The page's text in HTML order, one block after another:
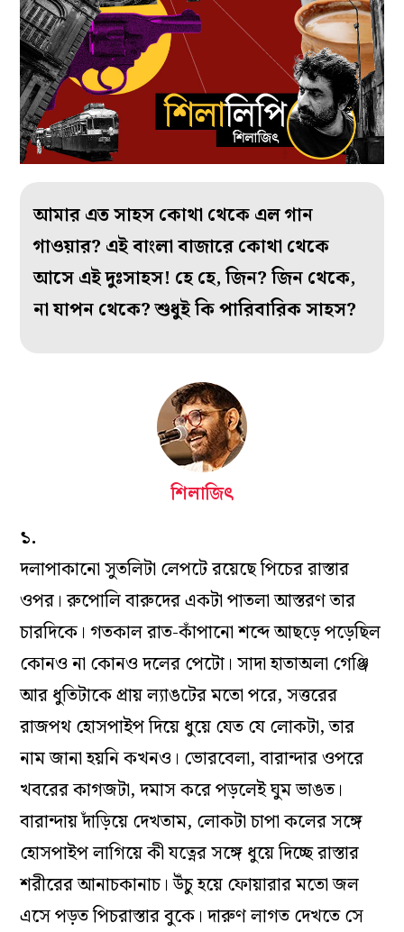
আমার এত সাহস কোথা থেকে এল গান
গাওয়ার? এই বাংলা বাজারে কোথা থেকে
আসে এই দুঃসাহস! হে হে, জিন? জিন থেকে,
না যাপন থেকে? শুধুই কি পারিবারিক সাহস?
শিলাজিৎ
১.
দলাপাকানো সুতলিটা লেপটে রয়েছে পিচের রাস্তার
ওপর। রুপোলি বারুদের একটা পাতলা আস্তরণ তার
চারদিকে। গতকাল রাত-কাঁপানো শব্দে আছড়ে পড়েছিল
কোনও না কোনও দলের পেটো। সাদা হাতাঅলা গেঞ্জি
আর ধুতিটাকে প্রায় ল‌্যাঙটের মতো পরে, সত্তরের
রাজপথ হোসপাইপ দিয়ে ধুয়ে যেত যে লোকটা, তার
নাম জানা হয়নি কখনও। ভোরবেলা, বারান্দার ওপরে
খবরের কাগজটা, দমাস করে পড়লেই ঘুম ভাঙত।
বারান্দায় দাঁড়িয়ে দেখতাম, লোকটা চাপা কলের সঙ্গে
হোসপাইপ লাগিয়ে কী যত্নের সঙ্গে ধুয়ে দিচ্ছে রাস্তার
শরীরের আনাচকানাচ। উঁচু হয়ে ফোয়ারার মতো জল
এসে পড়ত পিচরাস্তার বুকে। দারুণ লাগত দেখতে সে